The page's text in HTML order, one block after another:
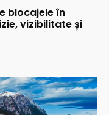
blocajele în
vizibilitate și